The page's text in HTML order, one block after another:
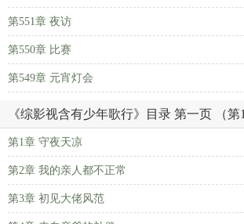
第551章 夜访
第550章 比赛
第549章 元宵灯会
《综影视含有少年歌行》目录 第一页 （第
第1章 守夜天凉
第2章 我的亲人都不正常
第3章 初见大佬风范